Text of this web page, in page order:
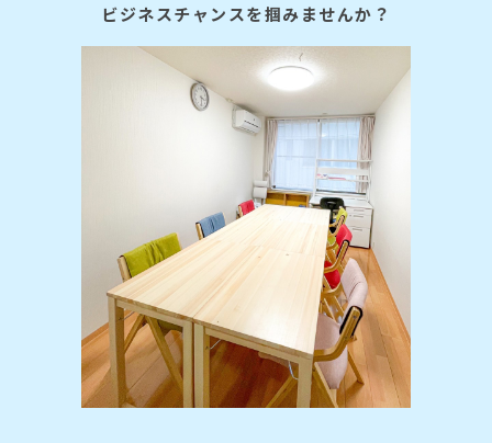
​​​​​​​ビジネスチャンスを掴みませんか？